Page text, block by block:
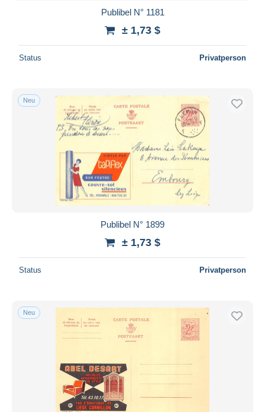
Publibel N° 1181
± 1,73 $
Status Privatperson
Neu
Publibel N° 1899
± 1,73 $
Status Privatperson
Neu